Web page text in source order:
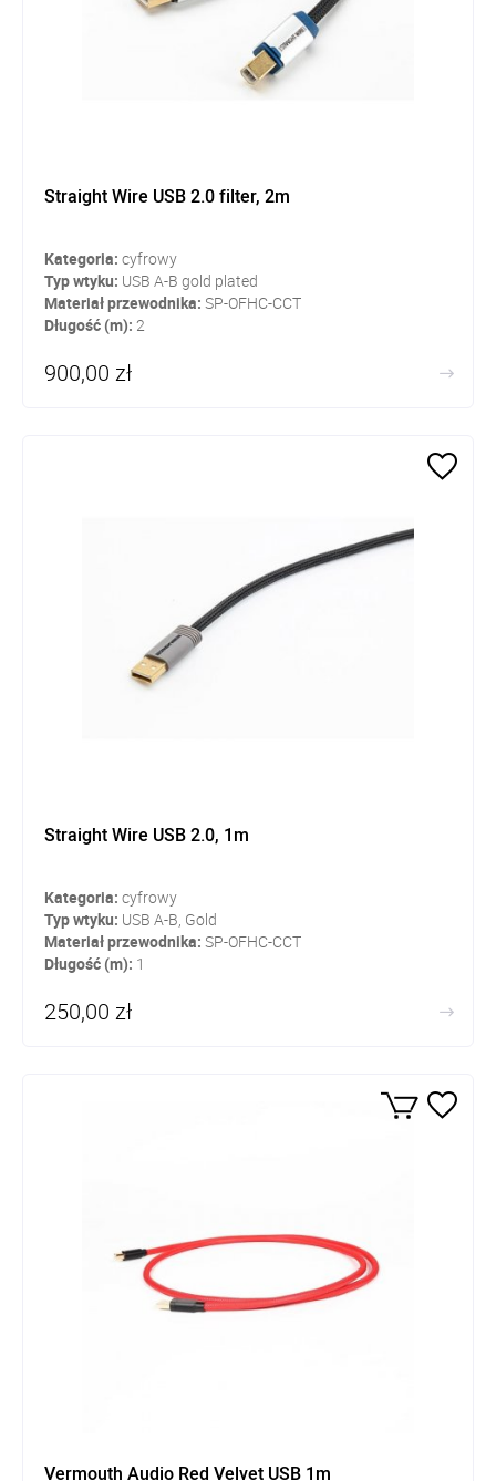
Straight Wire USB 2.0 filter, 2m
Kategoria: cyfrowy
Typ wtyku: USB A-B gold plated
Materiał przewodnika: SP-OFHC-CCT
Długość (m): 2
900,00 zł
Straight Wire USB 2.0, 1m
Kategoria: cyfrowy
Typ wtyku: USB A-B, Gold
Materiał przewodnika: SP-OFHC-CCT
Długość (m): 1
250,00 zł
Vermouth Audio Red Velvet USB 1m